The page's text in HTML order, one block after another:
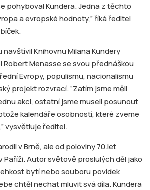
pohyboval Kundera. Jedna z těchto
a evropské hodnoty,” říká ředitel
navštívil Knihovnu Milana Kundery
Robert Menasse se svou přednáškou
Evropy, populismu, nacionalismu
projekt rozvrací. “Zatím jsme měli
akci, ostatní jsme museli posunout
kalendáře osobností, které zveme
vysvětluje ředitel.
v Brně, ale od poloviny 70.let
Paříži. Autor světově proslulých děl jako
bytí nebo souboru povídek
chtěl nechat mluvit svá díla. Kundera